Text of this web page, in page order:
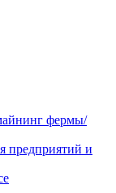
фермы/
предприятий и